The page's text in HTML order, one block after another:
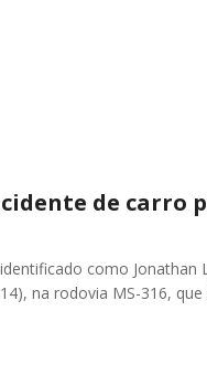
de carro
como
na rodovia MS-316,